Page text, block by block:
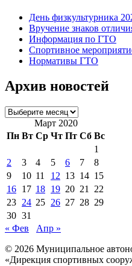
День физкультурника
Вручение знаков
Информация по ГТО
Спортивное
Нормативы ГТО
Архив новостей
Архив
новостейМарт 2020
Пн Вт Ср Чт Пт Сб Вс
1
2
3 4 5 6 7
8
9
10 11 12 13 14 15
16 17 18 19 20 21
22
23 24 25 26 27 28 29
30 31
« Фев
Апр »
© 2026 Муниципальное
«Дирекция спортивных